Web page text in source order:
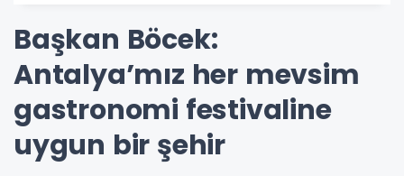
Başkan Böcek:
Antalya’mız her mevsim
gastronomi festivaline
uygun bir şehir